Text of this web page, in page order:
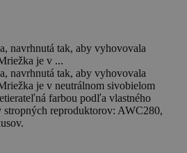
navrhnutá tak, aby vyhovovala
je v ...
navrhnutá tak, aby vyhovovala
je v neutrálnom sivobielom
farbou podľa vlastného
stropných reproduktorov: AWC280,